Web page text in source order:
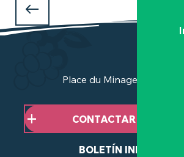
¿en el Vignoble
Place du Minage - 44190
CONTACTAR CON
BOLETÍN